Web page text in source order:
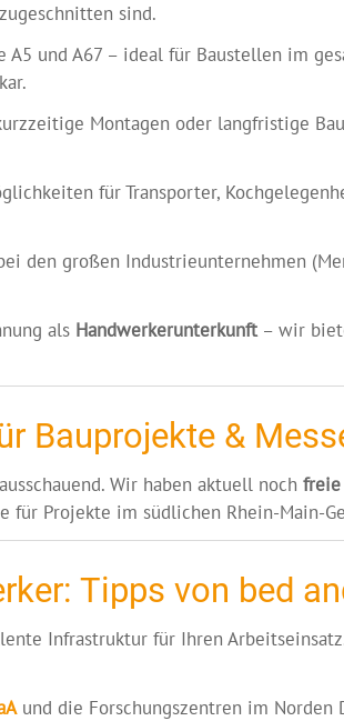
sind.
und A67 – ideal für Baustellen im
Montagen oder langfristige
für Transporter,
den großen Industrieunternehmen
als Handwerkerunterkunft– wir
Bauprojekte &
Wir haben aktuell noch
für Projekte im südlichen Rhein-Main-
Tipps von bed
Infrastruktur für Ihren
und die Forschungszentren im Norden